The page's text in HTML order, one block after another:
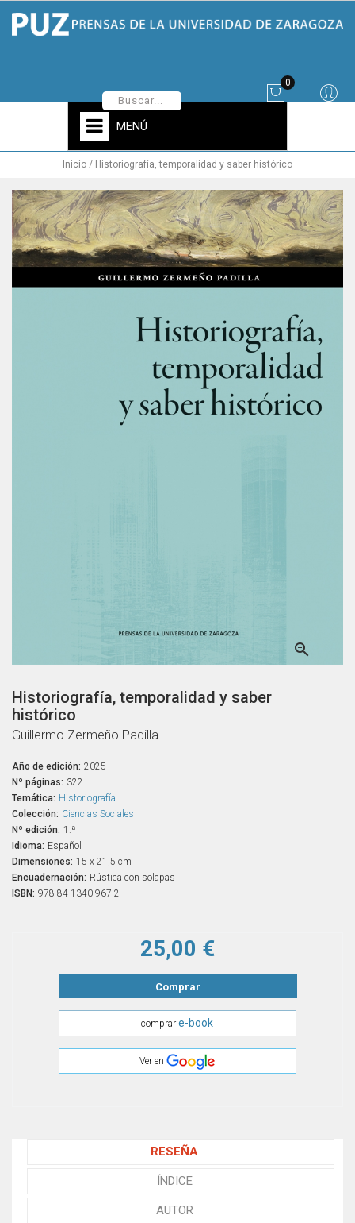
0
MENÚ
Inicio Historiografía, temporalidad y saber histórico

Historiografía, temporalidad y saber
histórico
Guillermo Zermeño Padilla
Año de edición: 2025
Nº páginas: 322
Temática: Historiografía
Colección: Ciencias Sociales
Nº edición: 1.ª
Idioma: Español
Dimensiones: 15 x 21,5 cm
Encuadernación: Rústica con solapas
ISBN: 978-84-1340-967-2
25,00 €
Comprar
comprare-book
Ver en
RESEÑA
ÍNDICE
AUTOR